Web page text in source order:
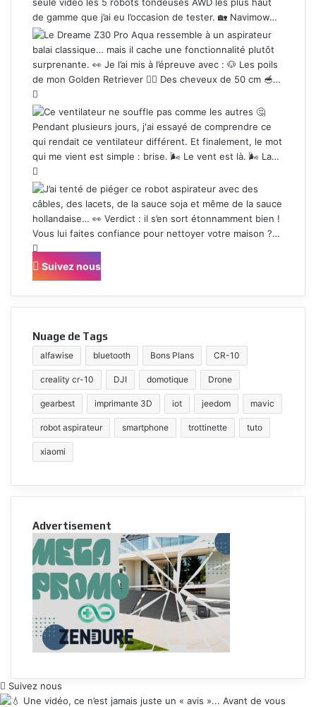
Suivez nous
Nuage de Tags
alfawise bluetooth Bons Plans CR-10
creality cr-10 DJI domotique Drone
gearbest imprimante 3D iot jeedom mavic
robot aspirateur smartphone trottinette tuto
xiaomi
Advertisement
Suivez nous